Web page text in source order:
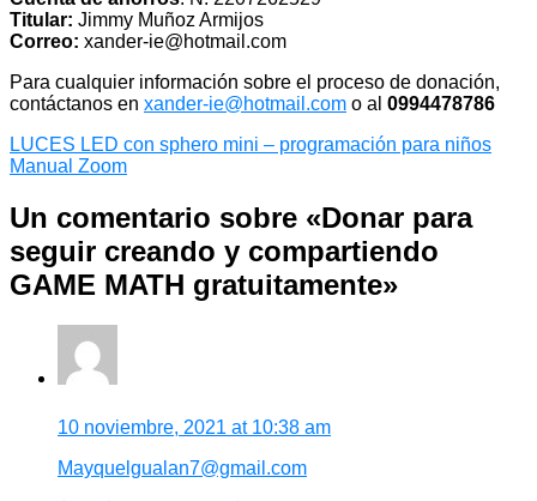
Titular: Jimmy Muñoz Armijos
Correo: xander-ie@hotmail.com
Para cualquier información sobre el proceso de donación,
contáctanos en xander-ie@hotmail.com o al 0994478786
Navegación
de
entradas
LUCES LED con sphero mini – programación para niños
Manual Zoom
Un comentario sobre «Donar para
seguir creando y compartiendo
GAME MATH gratuitamente»
10 noviembre, 2021 at 10:38 am
Mayquelgualan7@gmail.com